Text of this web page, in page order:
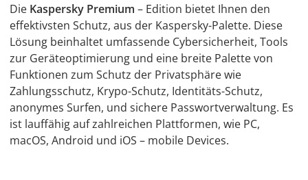
Die Kaspersky Premium – Edition bietet Ihnen den
effektivsten Schutz, aus der Kaspersky-Palette. Diese
Lösung beinhaltet umfassende Cybersicherheit, Tools
zur Geräteoptimierung und eine breite Palette von
Funktionen zum Schutz der Privatsphäre wie
Zahlungsschutz, Krypo-Schutz, Identitäts-Schutz,
anonymes Surfen, und sichere Passwortverwaltung. Es
ist lauffähig auf zahlreichen Plattformen, wie PC,
macOS, Android und iOS – mobile Devices.